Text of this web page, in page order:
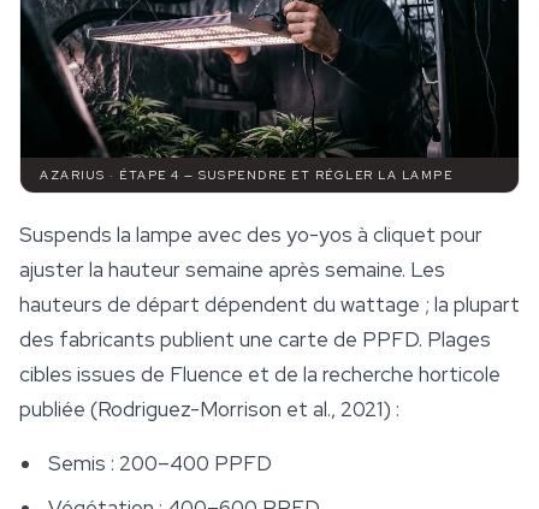
AZARIUS · ÉTAPE 4 — SUSPENDRE ET RÉGLER LA LAMPE
Suspends la lampe avec des yo-yos à cliquet pour
ajuster la hauteur semaine après semaine. Les
hauteurs de départ dépendent du wattage ; la plupart
des fabricants publient une carte de PPFD. Plages
cibles issues de Fluence et de la recherche horticole
publiée (Rodriguez-Morrison et al., 2021) :
Semis : 200–400 PPFD